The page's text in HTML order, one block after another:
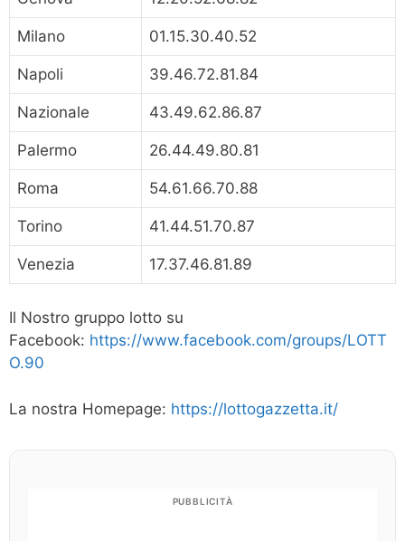
Milano 01.15.30.40.52
Napoli 39.46.72.81.84
Nazionale 43.49.62.86.87
Palermo 26.44.49.80.81
Roma 54.61.66.70.88
Torino 41.44.51.70.87
Venezia 17.37.46.81.89
Il Nostro gruppo lotto su
Facebook: https://www.facebook.com/groups/LOTT
O.90
La nostra Homepage: https://lottogazzetta.it/
PUBBLICITÀ